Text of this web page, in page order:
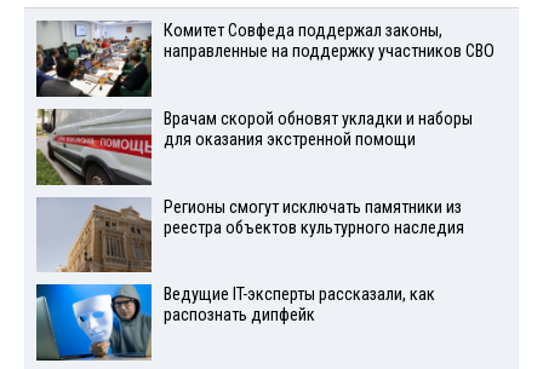
Комитет Совфеда поддержал законы,
направленные на поддержку участников СВО
Врачам скорой обновят укладки и наборы
для оказания экстренной помощи
Регионы смогут исключать памятники из
реестра объектов культурного наследия
Ведущие IT-эксперты рассказали, как
распознать дипфейк